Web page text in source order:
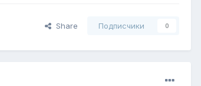
Share Подписчики 0